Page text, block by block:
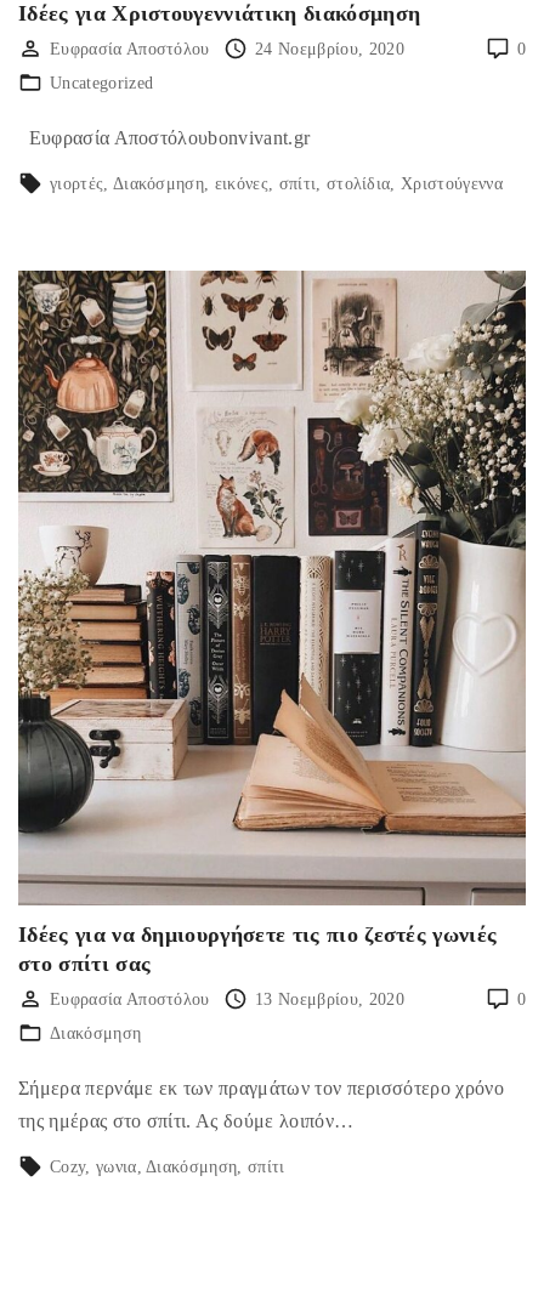
Ιδέες για Χριστουγεννιάτικη διακόσμηση
0
Ευφρασία Αποστόλου
24 Νοεμβρίου, 2020
Uncategorized
Ευφρασία Αποστόλουbonvivant.gr
γιορτές Διακόσμηση εικόνες σπίτι στολίδια Χριστούγεννα
Ιδέες για να δημιουργήσετε τις πιο ζεστές γωνιές
στο σπίτι σας
0
Ευφρασία Αποστόλου
13 Νοεμβρίου, 2020
Διακόσμηση
Σήμερα περνάμε εκ των πραγμάτων τον περισσότερο χρόνο
της ημέρας στο σπίτι. Ας δούμε λοιπόν…
Cozy γωνια Διακόσμηση σπίτι